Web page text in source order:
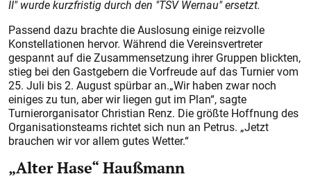
II" wurde kurzfristig durch den "TSV Wernau" ersetzt.
Passend dazu brachte die Auslosung einige reizvolle
Konstellationen hervor. Während die Vereinsvertreter
gespannt auf die Zusammensetzung ihrer Gruppen blickten,
stieg bei den Gastgebern die Vorfreude auf das Turnier vom
25. Juli bis 2. August spürbar an.„Wir haben zwar noch
einiges zu tun, aber wir liegen gut im Plan“, sagte
Turnierorganisator Christian Renz. Die größte Hoffnung des
Organisationsteams richtet sich nun an Petrus. „Jetzt
brauchen wir vor allem gutes Wetter.“
„Alter Hase“ Haußmann